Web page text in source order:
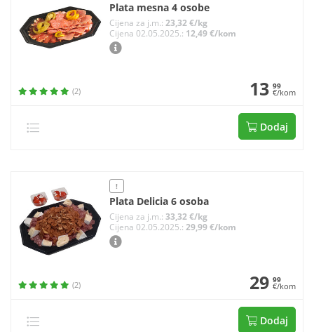
Plata mesna 4 osobe
Cijena za j.m.: 23,32 €/kg
Cijena 02.05.2025.: 12,49 €/kom
(2) 13 99
€/kom
Dodaj
!
Plata Delicia 6 osoba
Cijena za j.m.: 33,32 €/kg
Cijena 02.05.2025.: 29,99 €/kom
(2) 29 99
€/kom
Dodaj